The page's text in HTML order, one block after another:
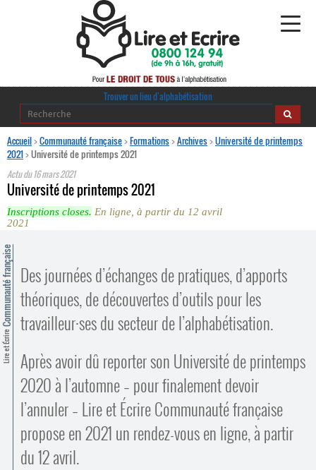
Alphabétisation
journaldelalpha.be
Bienvenue en Belgique
Espace presse
Contacts
Trouver un lieu d’alphabétisation
Trouver un lieu d’alphabétisation
Accueil>Communauté française>Formations>Archives>Université de printemps
2021>Université de printemps 2021
Actu du16 mars 2021
Université de printemps 2021
Inscriptions closes. En ligne, à partir du 12 avril
2021
Lire et Écrire
Communauté française Des journées d’échanges de pratiques, d’apports
théoriques, de découvertes d’outils pour les
travailleur·ses du secteur de l’alphabétisation.
Après avoir dû reporter son Université de printemps
2020 à l’automne – pour finalement devoir
l’annuler – Lire et Écrire Communauté française
propose en 2021 un rendez-vous en ligne, à partir
du 12 avril.